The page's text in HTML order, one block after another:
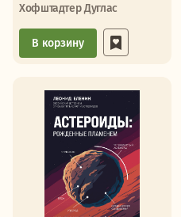
Хофштадтер Дуглас
В корзину